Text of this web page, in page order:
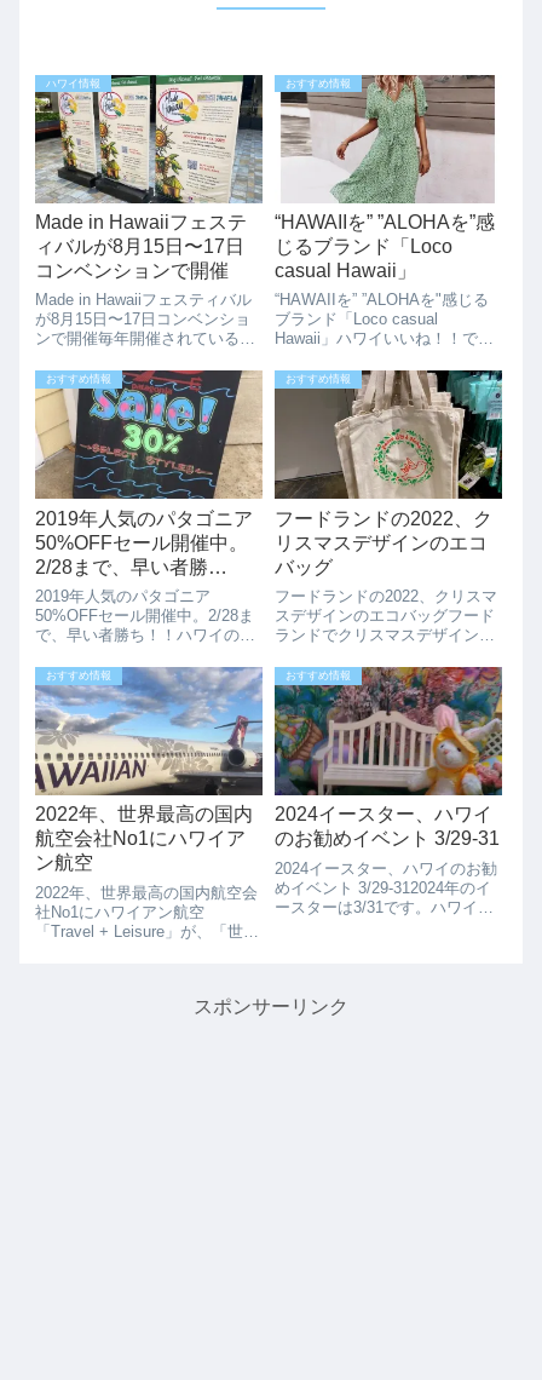
ハワイ情報
Made in Hawaiiフェステ
ィバルが8月15日〜17日
コンベンションで開催
Made in Hawaiiフェスティバル
が8月15日〜17日コンベンショ
ンで開催毎年開催されている
インハワイフェスティバルは、
いつも多くの人があつまりすご
い賑わいになります。2025年
の...
おすすめ情報
“HAWAIIを” ”ALOHAを”感
じるブランド「Loco
casual Hawaii」
“HAWAIIを” ”ALOHAを"感じる
ブランド「Loco casual
Hawaii」ハワイいいね！！でも
が“HAWAIIを” ”ALOHAを"感じ
るブランド「Loco casual
Hawaii」を立...
おすすめ情報
2019年人気のパタゴニア
50%OFFセール開催中。
2/28まで、早い者勝
ち！！ハワイの店舗でも
2019年人気のパタゴニア
50%OFFセール開催中。2/28ま
で、早い者勝ち！！ハワイの店
50％セールがパタゴニアのWEB
サイトで開催されています。最
近のハワイはとっても寒いで、
ハワイ在住の方もこのタイミン
グで...
おすすめ情報
フードランドの2022、ク
リスマスデザインのエコ
バッグ
フードランドの2022、クリスマ
スデザインのエコバッグフード
ランドでクリスマスデザインの
た。クリスマスに向けてフード
ランドでクリスマスデザインの
エコバッグが、MAKAIカードで
10.99ドルで販売されていまし
た。...
おすすめ情報
2022年、世界最高の国内
航空会社No1にハワイア
ン航空
2022年、世界最高の国内航空会
社No1にハワイアン航空
「Travel + Leisure」が、「世界
位の座を獲得しました。ハワイ
おすすめ情報
2024イースター、ハワイ
のお勧めイベント 3/29-31
2024イースター、ハワイのお勧
めイベント 3/29-312024年のイ
ースターは3/31です。ハワイで
ーハント...
スポンサーリンク